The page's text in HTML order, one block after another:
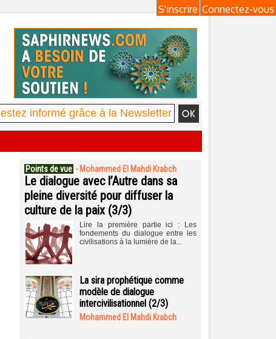
Connectez-vous
S'inscrire
Points de vue - Mohammed El Mahdi Krabch
Le dialogue avec l’Autre dans sa
pleine diversité pour diffuser la
culture de la paix (3/3)
Lire la première partie ici : Les
fondements du dialogue entre les
civilisations à la lumière de la...
La sira prophétique comme
modèle de dialogue
intercivilisationnel (2/3)
Mohammed El Mahdi Krabch